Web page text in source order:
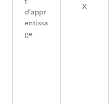
d’appr
entissa
ge
X